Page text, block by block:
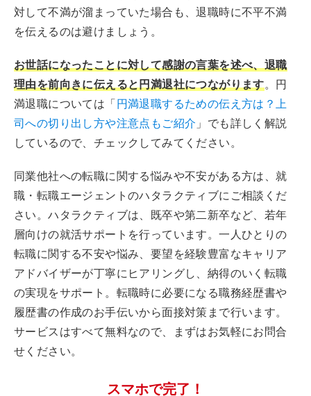
対して不満が溜まっていた場合も、退職時に不平不満
を伝えるのは避けましょう。
お世話になったことに対して感謝の言葉を述べ、退職
理由を前向きに伝えると円満退社につながります。円
満退職については「円満退職するための伝え方は？上
司への切り出し方や注意点もご紹介 」でも詳しく解説
しているので、チェックしてみてください。
同業他社への転職に関する悩みや不安がある方は、就
職・転職エージェントのハタラクティブにご相談くだ
さい。ハタラクティブは、既卒や第二新卒など、若年
層向けの就活サポートを行っています。一人ひとりの
転職に関する不安や悩み、要望を経験豊富なキャリア
アドバイザーが丁寧にヒアリングし、納得のいく転職
の実現をサポート。転職時に必要になる職務経歴書や
履歴書の作成のお手伝いから面接対策まで行います。
サービスはすべて無料なので、まずはお気軽にお問合
せください。
スマホで完了！